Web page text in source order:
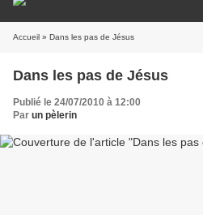
Accueil » Dans les pas de Jésus
Dans les pas de Jésus
Publié le 24/07/2010 à 12:00
Par un pèlerin